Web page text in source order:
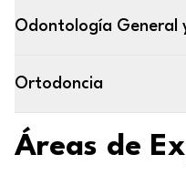
Odontología General
Ortodoncia
Áreas de